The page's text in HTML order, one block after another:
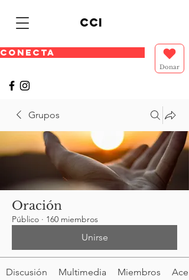
cci
CONECTA
Donar
Grupos
Oración
Público · 160 miembros
Unirse
Discusión Multimedia Miembros